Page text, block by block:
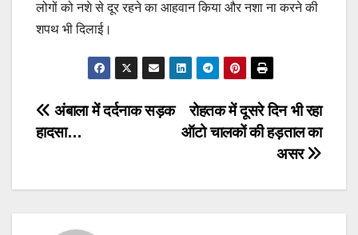
लोगों को नशे से दूर रहने का आहवान किया और नशा ना करने की
शपथ भी दिलाई।
Post
navigation
रोहतक में दूसरे दिन भी रहा
ऑटो चालकों की हड़ताल का
असर
अंबाला में दर्दनाक सड़क
हादसा…